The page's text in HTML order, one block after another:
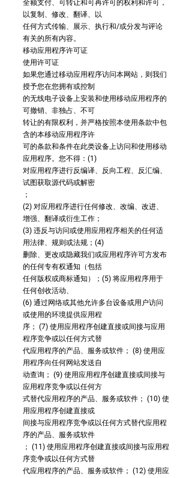
全额支付、可转让和可再许可的权利和许可，
以复制、修改、翻译、以
任何方式传输、展示、执行和/或分发与评论
有关的所有内容。
移动应用程序许可证
使用许可证
如果您通过移动应用程序访问本网站，则我们
授予您在您拥有或控制
的无线电子设备上安装和使用移动应用程序的
可撤销、非独占、不可
转让的有限权利，并严格按照本使用条款中包
含的本移动应用程序许
可的条款和条件在此类设备上访问和使用移动
应用程序。您不得：(1)
对应用程序进行反编译、反向工程、反汇编、
试图获取源代码或解密
；
(2) 对应用程序进行任何修改、改编、改进、
增强、翻译或衍生工作；
(3) 违反与访问或使用应用程序相关的任何适
用法律、规则或法规；(4)
删除、更改或隐藏我们或应用程序许可方发布
的任何专有权通知（包括
任何版权或商标通知）；(5) 将应用程序用于
任何创收活动、
(6) 通过网络或其他允许多台设备或用户访问
或使用的环境提供应用程
序； (7) 使用应用程序创建直接或间接与应用
程序竞争或以任何方式替
代应用程序的产品、服务或软件； (8) 使用应
用程序向任何网站发送自
动查询； (9) 使用应用程序创建直接或间接与
应用程序竞争或以任何方
式替代应用程序的产品、服务或软件； (10) 使
用应用程序创建直接或
间接与应用程序竞争或以任何方式替代应用程
序的产品、服务或软件
； (11) 使用应用程序创建直接或间接与应用程
序竞争或以任何方式替
代应用程序的产品、服务或软件； (12) 使用应